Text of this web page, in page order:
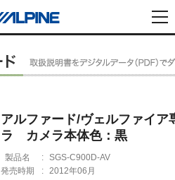
アルファード/ヴェルファイ
ラ カメラ本体色：黒
製品名 : SGS-C900D-AV
発売時期
: 2012年06月